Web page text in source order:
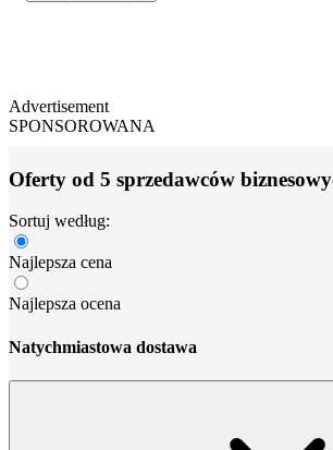
Advertisement
SPONSOROWANA
Oferty od 5 sprzedawców
Sortuj według:
Najlepsza cena
Najlepsza ocena
Natychmiastowa dostawa